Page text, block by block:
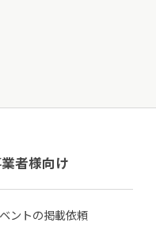
者様向け
ントの掲載依頼